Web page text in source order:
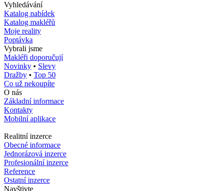
Vyhledávání
Katalog nabídek
Katalog makléřů
Moje reality
Poptávka
Vybrali jsme
Makléři doporučují
Novinky • Slevy
Dražby • Top 50
Co už nekoupíte
O nás
Základní informace
Kontakty
Mobilní aplikace
Realitní inzerce
Obecné informace
Jednorázová inzerce
Profesionální inzerce
Reference
Ostatní inzerce
Navštivte